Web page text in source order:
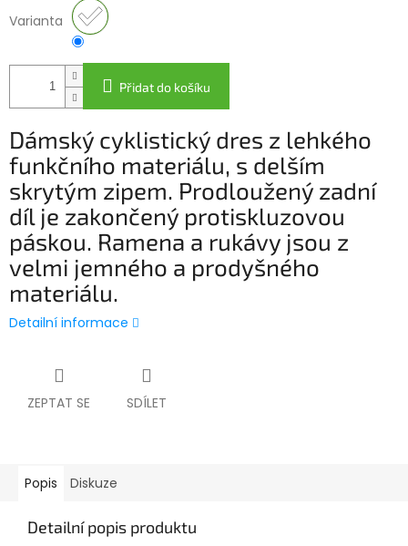
Varianta
Přidat do košíku
Dámský cyklistický dres z lehkého
funkčního materiálu, s delším
skrytým zipem. Prodloužený zadní
díl je zakončený protiskluzovou
páskou. Ramena a rukávy jsou z
velmi jemného a prodyšného
materiálu.
Detailní informace
ZEPTAT SE SDÍLET
Popis Diskuze
Detailní popis produktu